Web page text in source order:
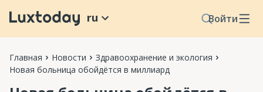
Войти
ru
Главная Новости
Здравоохранение и экология
Новая больница обойдётся в миллиард